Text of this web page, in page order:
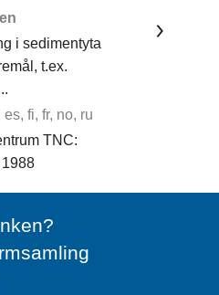
en
i sedimentyta
t.ex.
es, fi, fr, no, ru
TNC: